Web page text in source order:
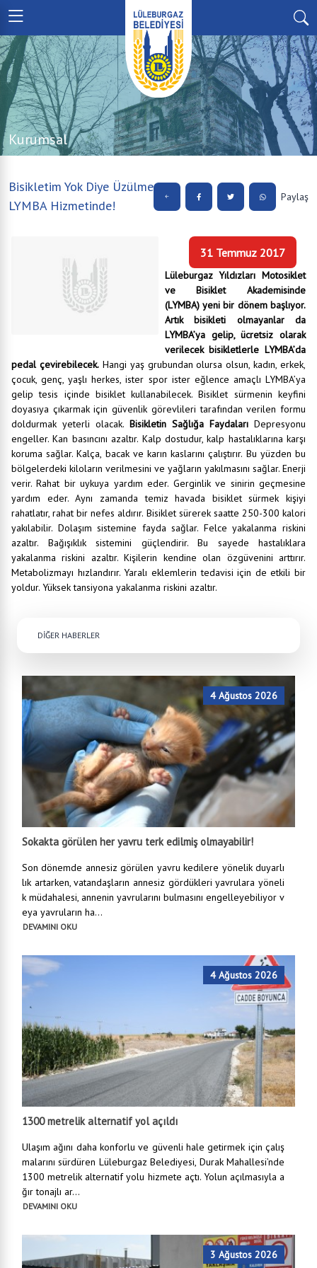
Kurumsal
Bisikletim Yok Diye Üzülme
LYMBA Hizmetinde!
Paylaş
31 Temmuz 2017
Lüleburgaz Yıldızları Motosiklet
ve Bisiklet Akademisinde
(LYMBA) yeni bir dönem başlıyor.
Artık bisikleti olmayanlar da
LYMBA’ya gelip, ücretsiz olarak
verilecek bisikletlerle LYMBA’da
pedal çevirebilecek.Hangi yaş grubundan olursa olsun, kadın, erkek,
çocuk, genç, yaşlı herkes, ister spor ister eğlence amaçlı LYMBA’ya
gelip tesis içinde bisiklet kullanabilecek. Bisiklet sürmenin keyfini
doyasıya çıkarmak için güvenlik görevlileri tarafından verilen formu
doldurmak yeterli olacak. Bisikletin Sağlığa Faydaları Depresyonu
engeller. Kan basıncını azaltır. Kalp dostudur, kalp hastalıklarına karşı
koruma sağlar. Kalça, bacak ve karın kaslarını çalıştırır. Bu yüzden bu
bölgelerdeki kiloların verilmesini ve yağların yakılmasını sağlar. Enerji
verir. Rahat bir uykuya yardım eder. Gerginlik ve sinirin geçmesine
yardım eder. Aynı zamanda temiz havada bisiklet sürmek kişiyi
rahatlatır, rahat bir nefes aldırır. Bisiklet sürerek saatte 250-300 kalori
yakılabilir. Dolaşım sistemine fayda sağlar. Felce yakalanma riskini
azaltır. Bağışıklık sistemini güçlendirir. Bu sayede hastalıklara
yakalanma riskini azaltır. Kişilerin kendine olan özgüvenini arttırır.
Metabolizmayı hızlandırır. Yaralı eklemlerin tedavisi için de etkili bir
yoldur. Yüksek tansiyona yakalanma riskini azaltır.
DİĞER HABERLER
4 Ağustos 2026
Sokakta görülen her yavru terk edilmiş olmayabilir!
Son dönemde annesiz görülen yavru kedilere yönelik duyarlı
lık artarken, vatandaşların annesiz gördükleri yavrulara yöneli
k müdahalesi, annenin yavrularını bulmasını engelleyebiliyor v
eya yavruların ha...
DEVAMINI OKU
4 Ağustos 2026
1300 metrelik alternatif yol açıldı
Ulaşım ağını daha konforlu ve güvenli hale getirmek için çalış
malarını sürdüren Lüleburgaz Belediyesi, Durak Mahallesi’nde
1300 metrelik alternatif yolu hizmete açtı. Yolun açılmasıyla a
ğır tonajlı ar...
DEVAMINI OKU
3 Ağustos 2026